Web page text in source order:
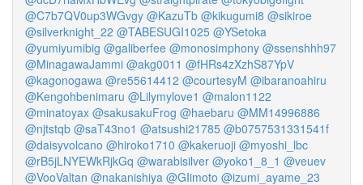
@C7b7QV0up3WGvgy @KazuTb @kikugumi8 @sikiroe
@silverknight_22 @TABESUGI1025 @YSetoka
@yumiyumibig @galiberfee @monosimphony @ssenshhh97
@MinagawaJammi @akg0011 @fHRs4zXzhS87YpV
@kagonogawa @re55614412 @courtesyM @ibaranoahiru
@Kengohbenimaru @Lilymylove1 @malon1122
@minatoyax @sakusakuFrog @haebaru @MM14996886
@njtstqb @saT43no1 @atsushi21785 @b0757531331541f
@daisyvolcano @hiroko1710 @kakeruoji @myoshi_lbc
@rB5jLNYEWkRjkGq @warabisilver @yoko1_8_1 @veuev
@VooValtan @nakanishiya @GIimoto @izumi_ayame_23